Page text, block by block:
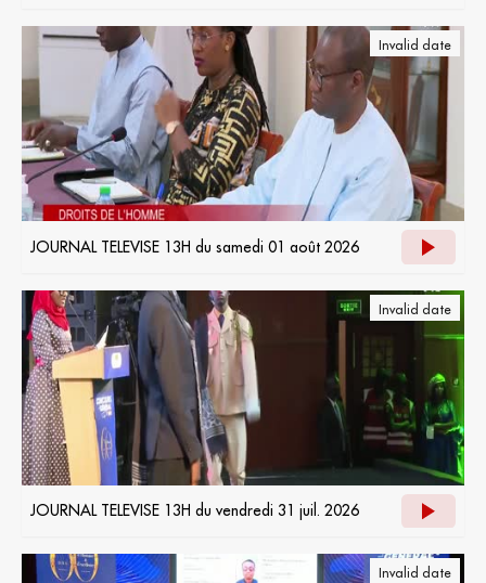
Invalid date
JOURNAL TELEVISE 13H du samedi 01 août 2026
Invalid date
JOURNAL TELEVISE 13H du vendredi 31 juil. 2026
Invalid date